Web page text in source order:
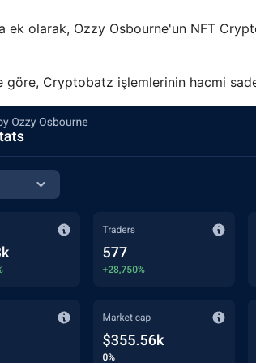
ek olarak, Ozzy Osbourne'un NFT
göre, Cryptobatz işlemlerinin hacmi